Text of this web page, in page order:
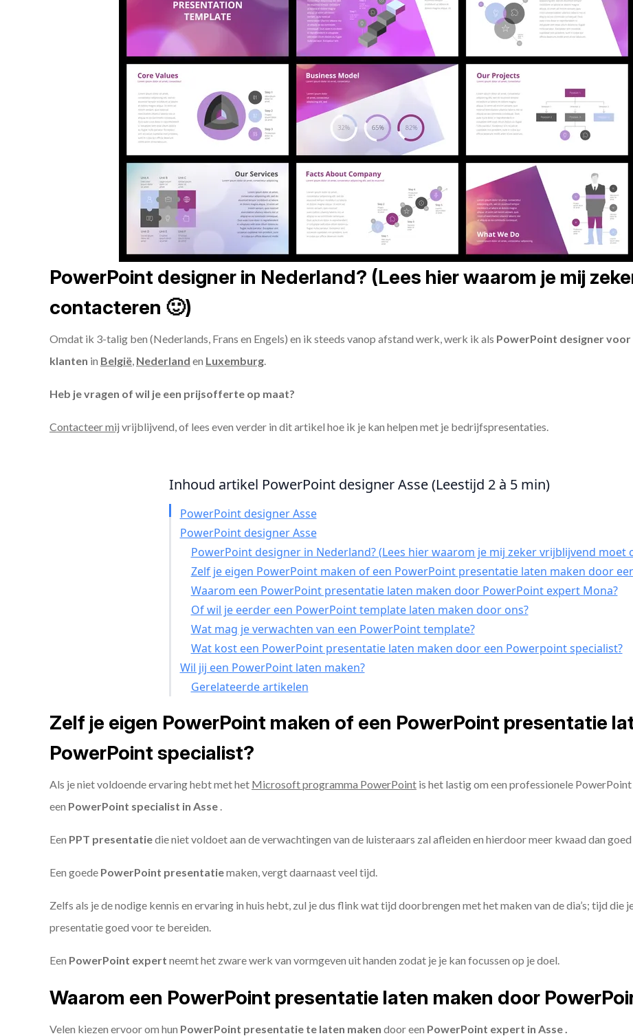
PowerPoint designer in Nederland? (Lees hier waarom je mij
contacteren 🙂)
Omdat ik 3-talig ben (Nederlands, Frans en Engels) en ik steeds vanop afstand werk, werk ik als PowerPoint designer
klanten in België, Nederland en Luxemburg.
Heb je vragen of wil je een prijsofferte op maat?
Contacteer mij vrijblijvend, of lees even verder in dit artikel hoe ik je kan helpen met je bedrijfspresentaties.
Inhoud artikel PowerPoint designer Asse (Leestijd 2 à 5 min)
PowerPoint designer Asse
PowerPoint designer Asse
PowerPoint designer in Nederland? (Lees hier waarom je mij zeker vrijblijvend moet
Zelf je eigen PowerPoint maken of een PowerPoint presentatie laten maken door
Waarom een PowerPoint presentatie laten maken door PowerPoint expert Mona?
Of wil je eerder een PowerPoint template laten maken door ons?
Wat mag je verwachten van een PowerPoint template?
Wat kost een PowerPoint presentatie laten maken door een Powerpoint specialist?
Wil jij een PowerPoint laten maken?
Gerelateerde artikelen
Zelf je eigen PowerPoint maken of een PowerPoint presentatie
PowerPoint specialist?
Als je niet voldoende ervaring hebt met het Microsoft programma PowerPoint is het lastig om een professionele
een PowerPoint specialist in Asse .
Een PPT presentatiedie niet voldoet aan de verwachtingen van de luisteraars zal afleiden en hierdoor meer kwaad dan goed
Een goede PowerPoint presentatiemaken, vergt daarnaast veel tijd.
Zelfs als je de nodige kennis en ervaring in huis hebt, zul je dus flink wat tijd doorbrengen met het maken van de dia’s; tijd
presentatie goed voor te bereiden.
Een PowerPoint expert neemt het zware werk van vormgeven uit handen zodat je je kan focussen op je doel.
Waarom een PowerPoint presentatie laten maken door
Velen kiezen ervoor om hun PowerPoint presentatie te laten maken door een PowerPoint expert in Asse .